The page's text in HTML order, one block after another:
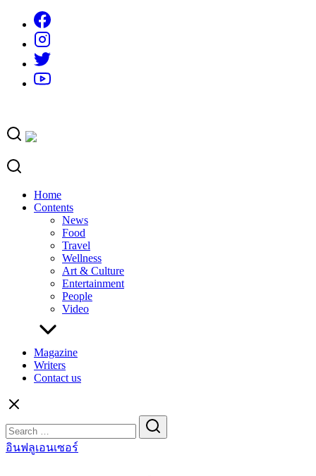
content
Home
Contents
News
Food
Travel
Wellness
Art & Culture
Entertainment
People
Video
Magazine
Writers
Contact us
for:
อินฟลูเอนเซอร์